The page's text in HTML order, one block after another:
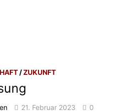
/ZUKUNFT
21. Februar 2023 0